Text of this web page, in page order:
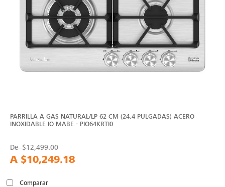
PARRILLA A GAS NATURAL/LP 62 CM (24.4 PULGADAS) ACERO
INOXIDABLE IO MABE - PIO64KRTI0
De$12,499.00
A $10,249.18
Comparar